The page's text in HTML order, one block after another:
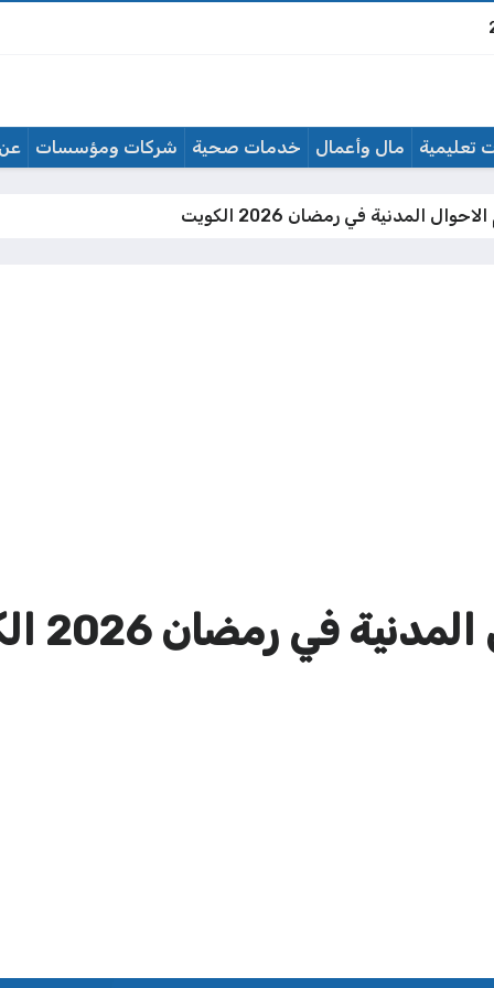
تعليمية مال وأعمال خدمات صحية شركات ومؤسسات
المدنية في رمضان 2026 الكويت
في رمضان 2026 الكويت